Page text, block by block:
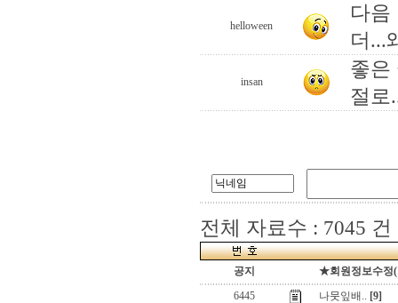
helloween
다
더...
insan
좋은
절로
전체 자료수 : 7045 건
공지
★회원정보수정
6445
나뭇잎배.. [9]